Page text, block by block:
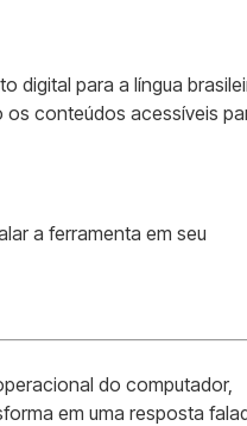
digital para a língua
os conteúdos acessíveis
a ferramenta em seu
do computador,
em uma resposta